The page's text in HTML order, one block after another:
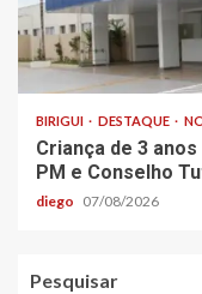
BIRIGUI DESTAQUE
Criança de 3
PM e Conselho
diego 07/08/2026
Pesquisar